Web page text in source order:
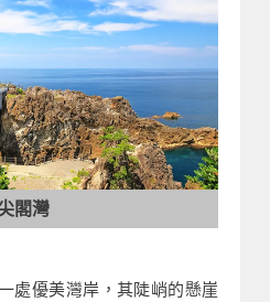
閣灣
處優美灣岸，其陡峭的懸崖